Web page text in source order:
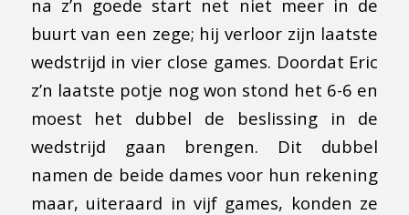
na z’n goede start net niet meer in de
buurt van een zege; hij verloor zijn laatste
wedstrijd in vier close games. Doordat Eric
z’n laatste potje nog won stond het 6-6 en
moest het dubbel de beslissing in de
wedstrijd gaan brengen. Dit dubbel
namen de beide dames voor hun rekening
maar, uiteraard in vijf games, konden ze